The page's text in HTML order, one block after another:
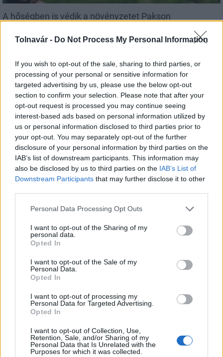
Tolnavár - Do Not Process My Personal Information
If you wish to opt-out of the sale, sharing to third parties, or
processing of your personal or sensitive information for
targeted advertising by us, please use the below opt-out
section to confirm your selection. Please note that after your
opt-out request is processed you may continue seeing
interest-based ads based on personal information utilized by
us or personal information disclosed to third parties prior to
your opt-out. You may separately opt-out of the further
disclosure of your personal information by third parties on the
IAB’s list of downstream participants. This information may
also be disclosed by us to third parties on the IAB’s List of
Downstream Participants that may further disclose it to other
Please note that this website/app uses one or more Google
not limited to your visit or usage behaviour. You may click to
grant or deny consent to Google and its third-party tags to
use your data for below specified purposes in below Google
consent section.
Personal Data Processing Opt Outs
I want to opt-out of the Sharing of my
personal data.
Opted In
I want to opt-out of the Sale of my
Personal Data.
Opted In
I want to opt-out of processing my
Personal Data for Targeted Advertising.
Opted In
I want to opt-out of Collection, Use,
Retention, Sale, and/or Sharing of my
Personal Data that Is Unrelated with the
Purposes for which it was collected.
A hőségben is védik a növényzetet Pakson
Helyi hírek
Idén is PajTáska, egy táskányi segítség a paksi
iskolakezdéshez